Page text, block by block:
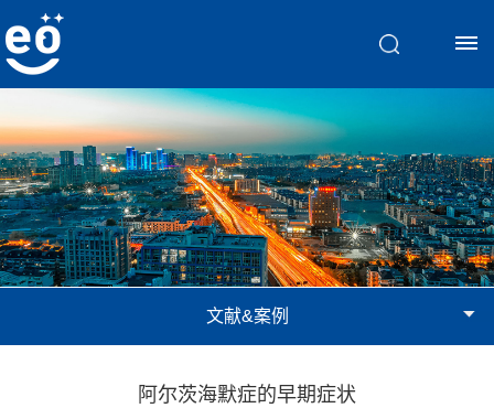
首
页
脑
视
文献&案例
阿尔茨海默症的早期症状